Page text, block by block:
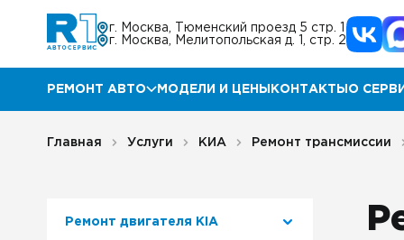
г. Москва, Тюменский проезд 5 стр. 1
г. Москва, Мелитопольская д. 1, стр. 2
РЕМОНТ АВТО
Ремонт Мазда
Ремонт Хендай
МОДЕЛИ И ЦЕНЫ КОНТАКТЫ О
Главная Услуги КИА Ремонт трансмиссии
Ремонт двигателя КIA